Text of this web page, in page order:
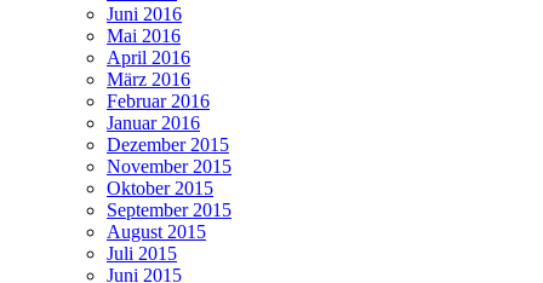
Juni 2016
Mai 2016
April 2016
März 2016
Februar 2016
Januar 2016
Dezember 2015
November 2015
Oktober 2015
September 2015
August 2015
Juli 2015
Juni 2015